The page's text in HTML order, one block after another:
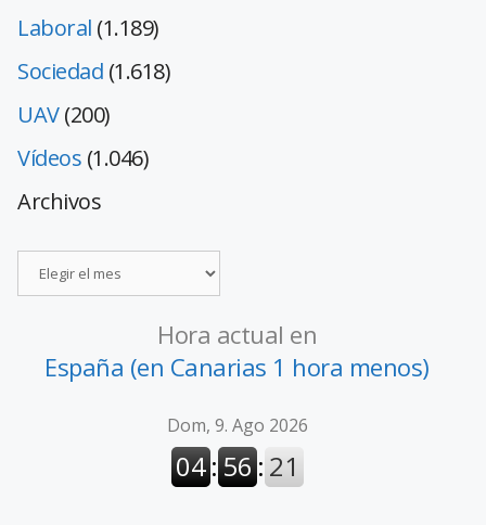
Laboral (1.189)
Sociedad (1.618)
UAV(200)
Vídeos (1.046)
Archivos
Hora actual en
España (en Canarias 1 hora menos)